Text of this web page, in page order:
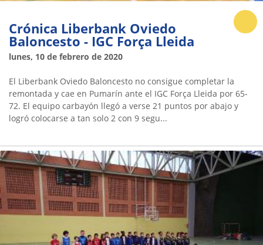
Crónica Liberbank Oviedo
Baloncesto - IGC Força Lleida
lunes, 10 de febrero de 2020
El Liberbank Oviedo Baloncesto no consigue completar la
remontada y cae en Pumarín ante el IGC Força Lleida por 65-
72. El equipo carbayón llegó a verse 21 puntos por abajo y
logró colocarse a tan solo 2 con 9 segu...